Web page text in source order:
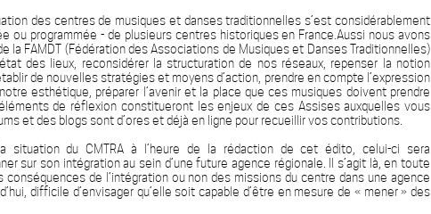
des centres de musiques et danses traditionnelles s’est considérablement
ou programmée - de plusieurs centres historiques en France.Aussi nous avons
la FAMDT (Fédération des Associations de Musiques et Danses Traditionnelles)
des lieux, reconsidérer la structuration de nos réseaux, repenser la notion
de nouvelles stratégies et moyens d’action, prendre en compte l’expression
esthétique, préparer l’avenir et la place que ces musiques doivent prendre
de réflexion constitueront les enjeux de ces Assises auxquelles vous
et des blogs sont d’ores et déjà en ligne pour recueillir vos contributions.
situation du CMTRA à l’heure de la rédaction de cet édito, celui-ci sera
sur son intégration au sein d’une future agence régionale. Il s’agit là, en toute
de l’intégration ou non des missions du centre dans une agence
difficile d’envisager qu’elle soit capable d’être en mesure de « mener » des